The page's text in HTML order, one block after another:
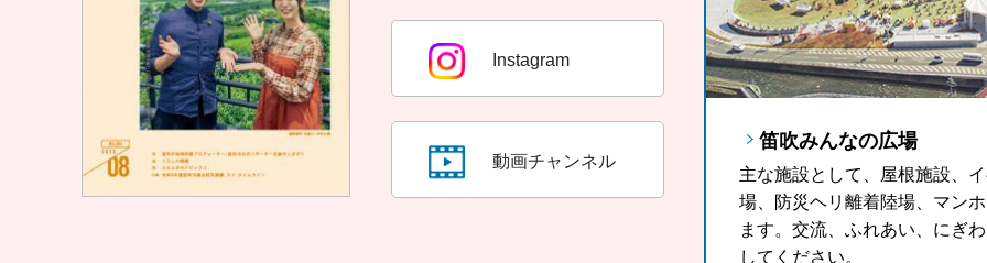
Instagram
動画チャンネル
笛吹みんなの広場
主な施設として、屋根施設、
場、防災ヘリ離着陸場、マン
ます。交流、ふれあい、にぎ
してください。
FUJIYAMAツインテラス
FUJIYAMAツインテラスは、
産に登録されている富士山が
す。
笛吹市ソウルフード「ラ
山梨県の郷土料理である「ほ
っと多くの観光客の皆さんに
がっていただきたいという思
気に入りの1杯を見つけてみま